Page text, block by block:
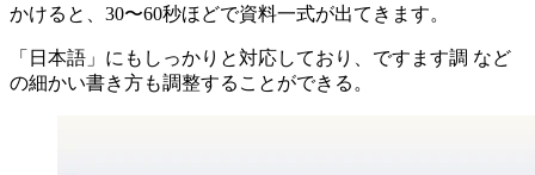
かけると、30〜60秒ほどで資料一式が出てきます。
「日本語」にもしっかりと対応しており、ですます調 など
の細かい書き方も調整することができる。